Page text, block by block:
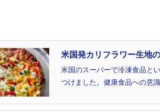
米国発カリフラワー生地
米国のスーパーで冷凍食品と
つけました。健康食品への意